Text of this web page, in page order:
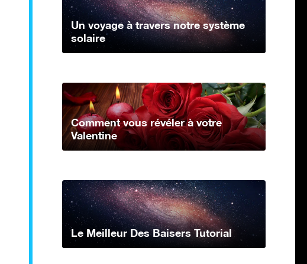
Un voyage à travers notre système
solaire
Comment vous révéler à votre
Valentine
Le Meilleur Des Baisers Tutorial